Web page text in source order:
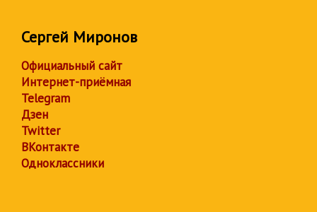
Сергей Миронов
Официальный сайт
Интернет-приёмная
Telegram
Дзен
Twitter
ВКонтакте
Одноклассники